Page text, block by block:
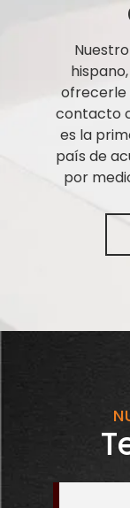
ofrecerle
contacto
es la
país de
por